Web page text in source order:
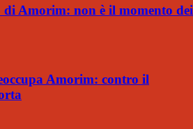
Amorim: non è il momento dei
Amorim: contro il